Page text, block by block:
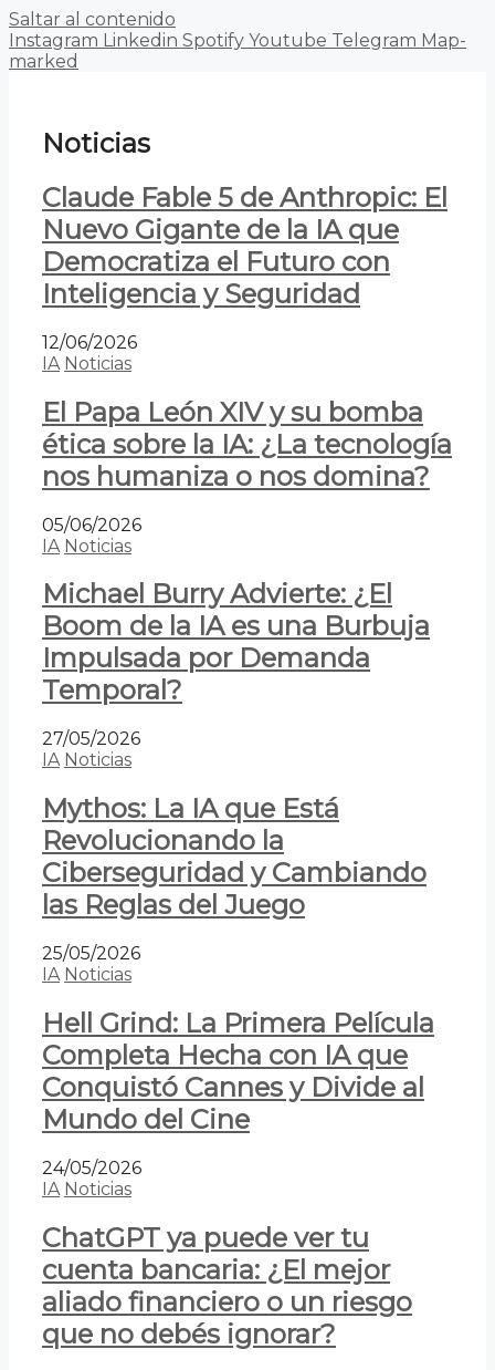
Saltar al contenido
Instagram Linkedin Spotify Youtube Telegram Map-
marked
Noticias
Claude Fable 5 de Anthropic: El
Nuevo Gigante de la IA que
Democratiza el Futuro con
Inteligencia y Seguridad
12/06/2026
IA Noticias
El Papa León XIV y su bomba
ética sobre la IA: ¿La tecnología
nos humaniza o nos domina?
05/06/2026
IA Noticias
Michael Burry Advierte: ¿El
Boom de la IA es una Burbuja
Impulsada por Demanda
Temporal?
27/05/2026
IA Noticias
Mythos: La IA que Está
Revolucionando la
Ciberseguridad y Cambiando
las Reglas del Juego
25/05/2026
IA Noticias
Hell Grind: La Primera Película
Completa Hecha con IA que
Conquistó Cannes y Divide al
Mundo del Cine
24/05/2026
IA Noticias
ChatGPT ya puede ver tu
cuenta bancaria: ¿El mejor
aliado financiero o un riesgo
que no debés ignorar?